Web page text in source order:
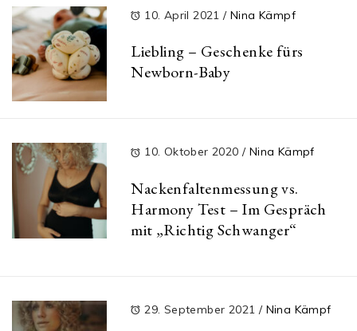
10. April 2021/ Nina Kämpf
Liebling – Geschenke fürs
Newborn-Baby
10. Oktober 2020 / Nina Kämpf
Nackenfaltenmessung vs.
Harmony Test – Im Gespräch
mit „Richtig Schwanger“
29. September 2021 / Nina Kämpf